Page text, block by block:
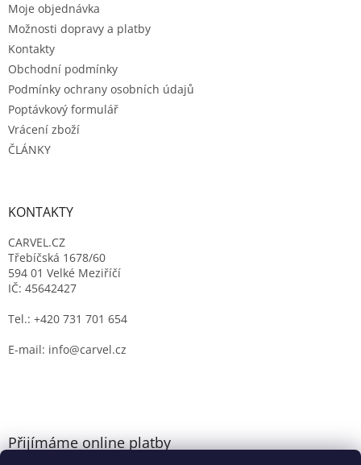
Moje objednávka
Možnosti dopravy a platby
Kontakty
Obchodní podmínky
Podmínky ochrany osobních údajů
Poptávkový formulář
Vrácení zboží
ČLÁNKY
KONTAKTY
CARVEL.CZ
Třebíčská 1678/60
594 01 Velké Meziříčí
IČ: 45642427
Tel.: +420 731 701 654
E-mail: info@carvel.cz
Přijímáme online platby